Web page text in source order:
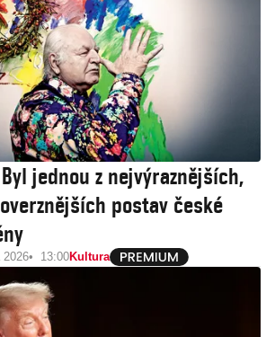
jednou z nejvýraznějších,
postav české
2026 13:00Kultura